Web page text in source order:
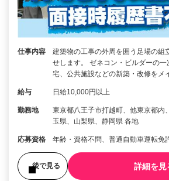
仕事内容
建築物の工事の外周を囲う足場の組
せします。 ゼネコン・ビルダーの
宅、公共施設などの新築・改修を
給与 日給10,000円以上
勤務地
東京都八王子市打越町、他東京都内
玉県、山梨県、静岡県 各地
応募資格 年齢・資格不問、普通自動車運転免
後で見る 詳細を見